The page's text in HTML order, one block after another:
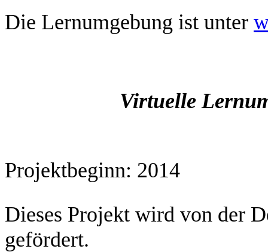
Die Lernumgebung ist unter
Virtuelle
Projektbeginn: 2014
Dieses Projekt wird von der
gefördert.